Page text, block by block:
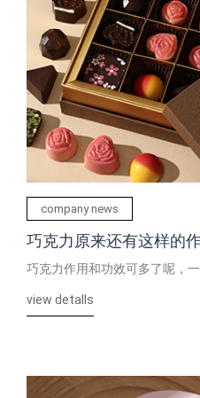
company news
巧克力原来还有这样的
巧克力作用和功效可多了呢，
view detalls